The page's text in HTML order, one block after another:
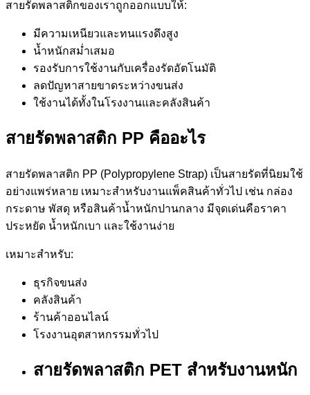
สายรัดพลาสติกของเราถูกออกแบบให้:
มีความเหนียวและทนแรงดึงสูง
น้ำหนักสม่ำเสมอ
รองรับการใช้งานกับเครื่องรัดอัตโนมัติ
ลดปัญหาสายขาดระหว่างขนส่ง
ใช้งานได้ทั้งในโรงงานและคลังสินค้า
สายรัดพลาสติก PP คืออะไร
สายรัดพลาสติก PP (Polypropylene Strap) เป็นสายรัดที่นิยมใช้
อย่างแพร่หลาย เหมาะสำหรับงานแพ็คสินค้าทั่วไป เช่น กล่อง
กระดาษ พัสดุ หรือสินค้าน้ำหนักปานกลาง มีจุดเด่นคือราคา
ประหยัด น้ำหนักเบา และใช้งานง่าย
เหมาะสำหรับ:
ธุรกิจขนส่ง
คลังสินค้า
ร้านค้าออนไลน์
โรงงานอุตสาหกรรมทั่วไป
สายรัดพลาสติก PET สำหรับงานหนัก